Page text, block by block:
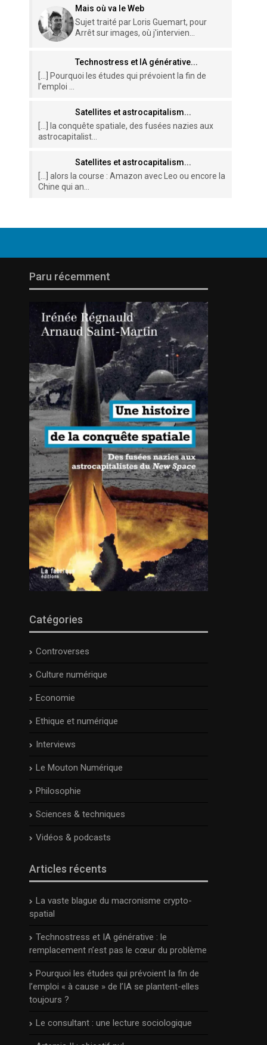
Mais où va le Web
Sujet traité par Loris Guemart, pour
Arrêt sur images, où j'intervien...
Technostress et IA générative...
[…] Pourquoi les études qui prévoient la fin de
l’emploi ...
Satellites et astrocapitalism...
[…] la conquête spatiale, des fusées nazies aux
astrocapitalist...
Satellites et astrocapitalism...
[…] alors la course : Amazon avec Leo ou encore la
Chine qui an...
Paru récemment
Catégories
Controverses
Culture numérique
Economie
Ethique et numérique
Interviews
Le Mouton Numérique
Philosophie
Sciences & techniques
Vidéos & podcasts
Articles récents
La vaste blague du macronisme crypto-
spatial
Technostress et IA générative : le
remplacement n’est pas le cœur du problème
Pourquoi les études qui prévoient la fin de
l’emploi « à cause » de l’IA se plantent-elles
toujours ?
Le consultant : une lecture sociologique